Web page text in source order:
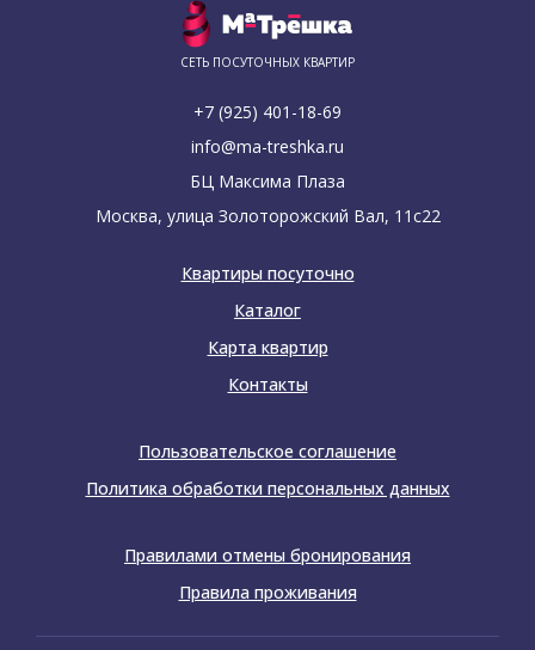
СЕТЬ ПОСУТОЧНЫХ КВАРТИР
+7 (925) 401-18-69
info@ma-treshka.ru
БЦ Максима Плаза
Москва, улица Золоторожский Вал, 11с22
Квартиры посуточно
Каталог
Карта квартир
Контакты
Пользовательское соглашение
Политика обработки персональных данных
Правилами отмены бронирования
Правила проживания